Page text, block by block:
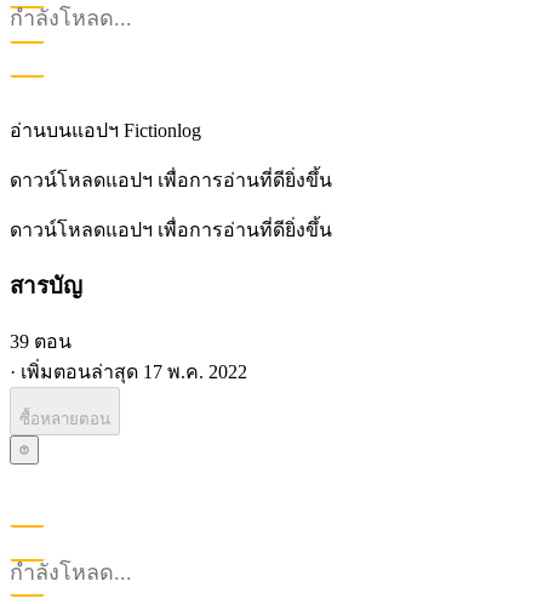
กำลังโหลด...
อ่านบนแอปฯ Fictionlog
ดาวน์โหลดแอปฯ เพื่อการอ่านที่ดียิ่งขึ้น
ดาวน์โหลดแอปฯ เพื่อการอ่านที่ดียิ่งขึ้น
สารบัญ
39 ตอน
· เพิ่มตอนล่าสุด 17 พ.ค. 2022
ซื้อหลายตอน
กำลังโหลด...